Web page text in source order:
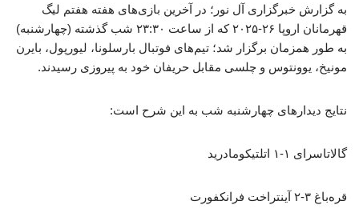
به گزارش خبرگزاری آل نور؛ در آخرین بازی‌های هفته هفتم لیگ
قهرمانان اروپا ۲۶-۲۰۲۵ که از ساعت ۲۳:۳۰ شب گذشته (چهارشنبه)
به طور همزمان برگزار شد؛ تیم‌های فوتبال بارسلونا، لیورپول، بایرن
مونیخ، یوونتوس و چلسی مقابل حریفان خود به پیروزی رسیدند.
نتایج دیدارهای چهارشنبه شب به این شرح است:
گالاتاسرای ۱-۱ اتلتیکومادرید
قره‌باغ ۳-۲ آینتراخت فرانکفورت